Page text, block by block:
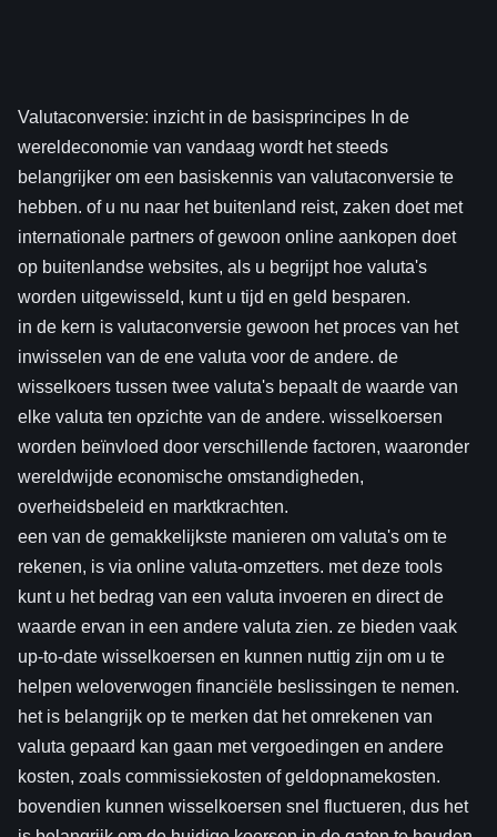
Valutaconversie: inzicht in de basisprincipes In de
wereldeconomie van vandaag wordt het steeds
belangrijker om een ​​basiskennis van valutaconversie te
hebben. of u nu naar het buitenland reist, zaken doet met
internationale partners of gewoon online aankopen doet
op buitenlandse websites, als u begrijpt hoe valuta's
worden uitgewisseld, kunt u tijd en geld besparen.
in de kern is valutaconversie gewoon het proces van het
inwisselen van de ene valuta voor de andere. de
wisselkoers tussen twee valuta's bepaalt de waarde van
elke valuta ten opzichte van de andere. wisselkoersen
worden beïnvloed door verschillende factoren, waaronder
wereldwijde economische omstandigheden,
overheidsbeleid en marktkrachten.
een van de gemakkelijkste manieren om valuta's om te
rekenen, is via online valuta-omzetters. met deze tools
kunt u het bedrag van een valuta invoeren en direct de
waarde ervan in een andere valuta zien. ze bieden vaak
up-to-date wisselkoersen en kunnen nuttig zijn om u te
helpen weloverwogen financiële beslissingen te nemen.
het is belangrijk op te merken dat het omrekenen van
valuta gepaard kan gaan met vergoedingen en andere
kosten, zoals commissiekosten of geldopnamekosten.
bovendien kunnen wisselkoersen snel fluctueren, dus het